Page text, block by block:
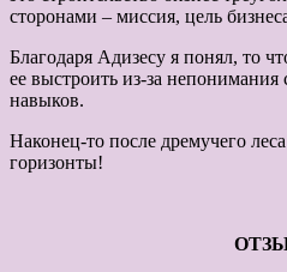
сторонами – миссия, цель
Благодаря Адизесу я понял, то
ее выстроить из-за
навыков.
Наконец-то после дремучего
горизонты!